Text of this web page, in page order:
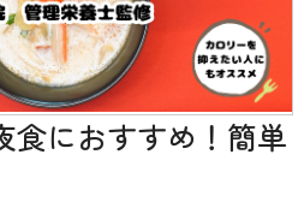
食におすすめ！簡単